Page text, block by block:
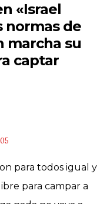
«Israel
normas de
marcha su
captar
para todos igual y
para campar a